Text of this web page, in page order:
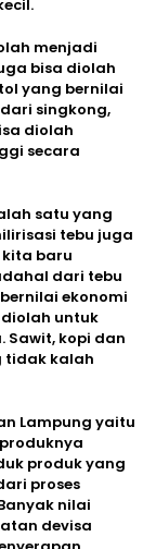
menjadi
bisa diolah
yang bernilai
singkong,
diolah
secara
satu yang
tebu juga
baru
dari tebu
ekonomi
untuk
Sawit, kopi dan
tidak kalah
Lampung yaitu
produk yang
proses
nilai
devisa